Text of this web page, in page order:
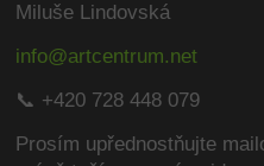
Miluše Lindovská
info@artcentrum.net
📞 +420 728 448 079
Prosím upřednostňujte